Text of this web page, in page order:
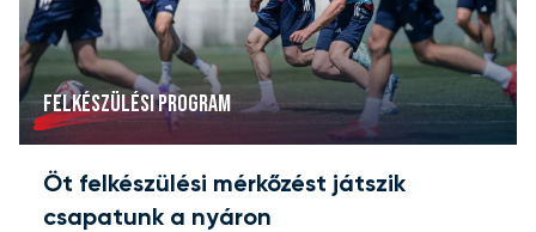
FELKÉSZÜLÉSI PROGRAM
Öt felkészülési mérkőzést játszik
csapatunk a nyáron